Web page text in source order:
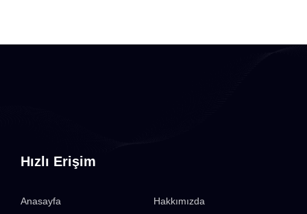
Hızlı Erişim
Anasayfa Hakkımızda